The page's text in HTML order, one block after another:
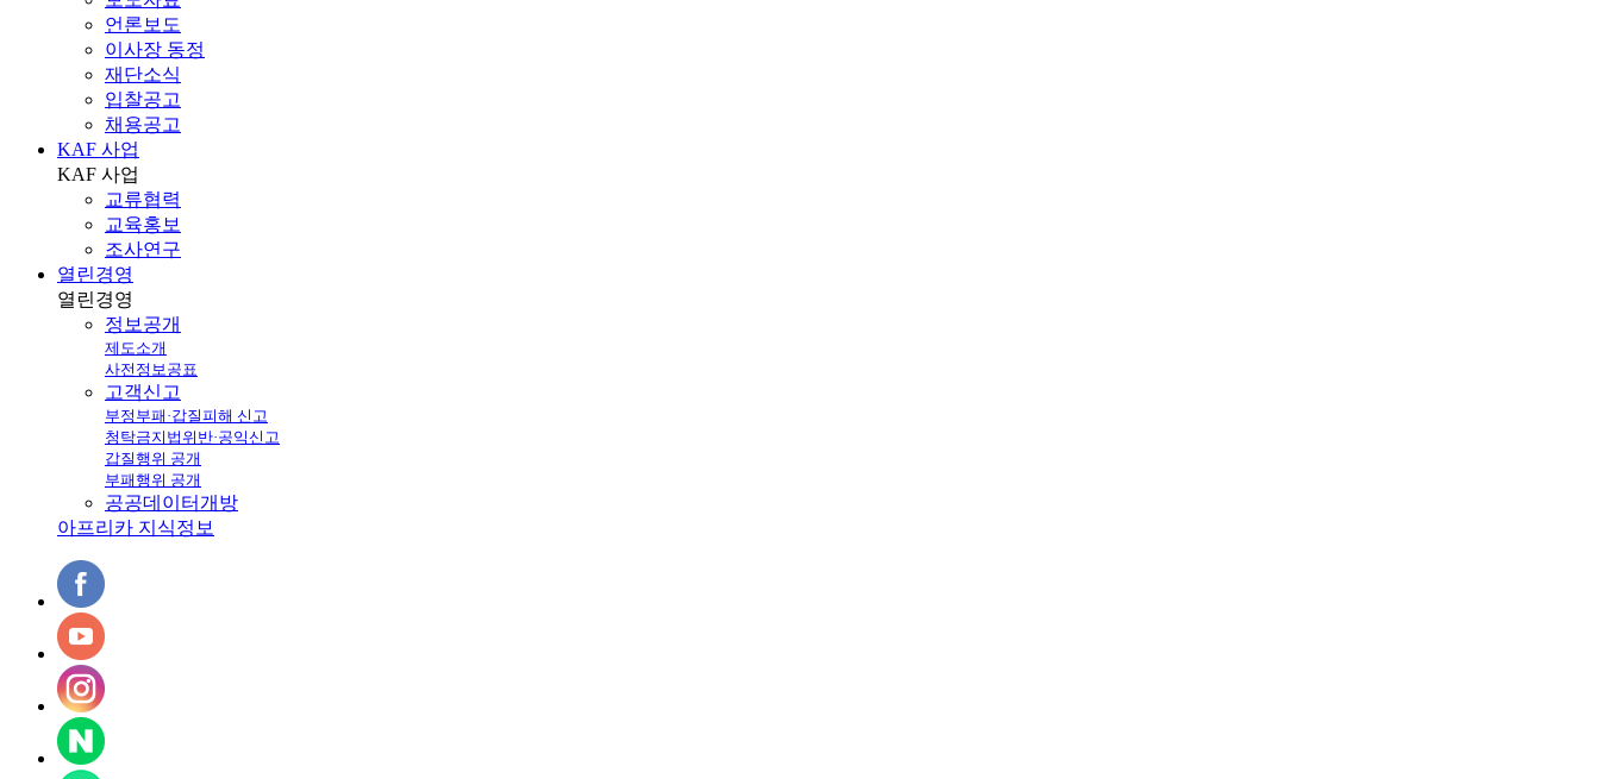
언론보도
이사장 동정
재단소식
입찰공고
채용공고
KAF 사업
KAF 사업
교류협력
교육홍보
조사연구
열린경영
열린경영
정보공개
제도소개
사전정보공표
고객신고
부정부패·갑질피해 신고
청탁금지법위반·공익신고
갑질행위 공개
부패행위 공개
공공데이터개방
아프리카 지식정보